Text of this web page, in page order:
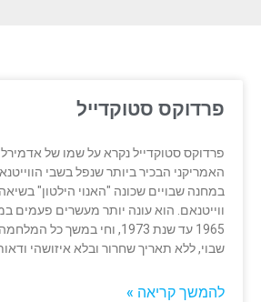
פרדוקס סטוקדייל
פרדוקס סטוקדייל נקרא על שמו של אדמירל
האמריקני הבכיר ביותר שנפל בשבי
במחנה שבויים שכונה "האנוי הילטון"
ווייטנאם. הוא עונה יותר מעשרים פעמים
1965 עד שנת 1973, וחי במשך כל
שבוי, ללא תאריך שחרור ובלא איזושהי
להמשך קריאה »